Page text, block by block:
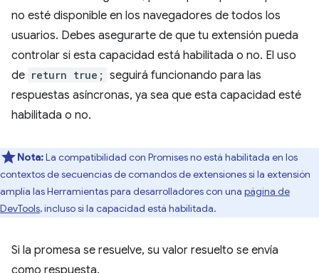
no esté disponible en los navegadores de todos los
usuarios. Debes asegurarte de que tu extensión pueda
controlar si esta capacidad está habilitada o no. El uso
de return true; seguirá funcionando para las
respuestas asíncronas, ya sea que esta capacidad esté
habilitada o no.
Nota:La compatibilidad con Promises no está habilitada en los
contextos de secuencias de comandos de extensiones si la extensión
amplía las Herramientas para desarrolladores con una página de
DevTools, incluso si la capacidad está habilitada.
Si la promesa se resuelve, su valor resuelto se envía
como respuesta.